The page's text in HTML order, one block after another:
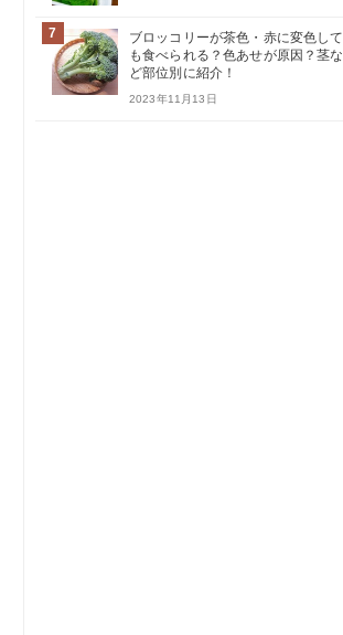
7
ブロッコリーが茶色・赤に変色して
も食べられる？色あせが原因？茎な
ど部位別に紹介！
2023年11月13日